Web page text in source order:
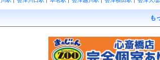
駅
小川郷駅 江田駅 川前駅 夏井駅 小野新町駅 神俣駅
野駅
双葉駅 浪江駅 桃内駅 小高駅 磐城太田駅 原ノ町駅
久田野駅 泉崎駅 矢吹駅 鏡石駅 須賀川駅
金谷川駅 福島駅 東福島駅
磐城塙駅 近津駅 中豊駅 磐城棚倉駅 磐城浅
も